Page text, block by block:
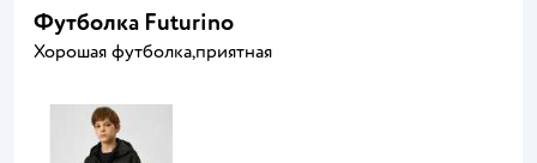
Футболка Futurino
Хорошая футболка,приятная